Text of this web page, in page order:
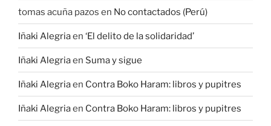
tomas acuña pazos en No contactados (Perú)
Iñaki Alegriaen ‘El delito de la solidaridad’
Iñaki Alegriaen Suma y sigue
Iñaki Alegriaen Contra Boko Haram: libros y pupitres
Iñaki Alegriaen Contra Boko Haram: libros y pupitres